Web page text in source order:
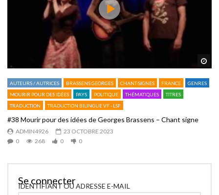
AUTEURS / AUTRICES BRASSENS GEORGES CHANT-SIGNES FRANCE
GENRES
MOURIR POUR DES IDÉES
PAYS POLITIQUE THÉMATIQUES
TITRES
TRADUCTION
TRADUCTION BILINGUE VF - LSF
#38 Mourir pour des idées de Georges Brassens – Chant signe
ADMIN4926
23 OCTOBRE 2023
0
268 0 0
Se connecter
IDENTIFIANT OU ADRESSE E-MAIL